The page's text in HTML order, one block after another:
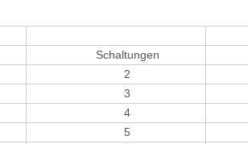
Schaltungen
2
3
4
5